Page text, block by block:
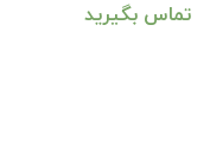
تماس بگیرید